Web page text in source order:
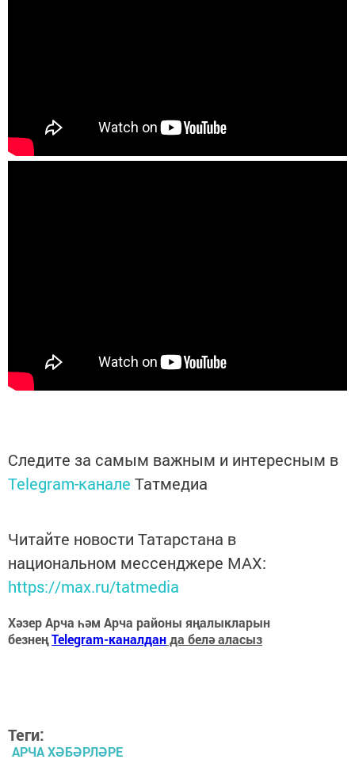
Следите за самым важным и интересным в
Telegram-канале Татмедиа
Читайте новости Татарстана в
национальном мессенджере MАХ:
https://max.ru/tatmedia
Хәзер Арча һәм Арча районы яңалыкларын
безнеңTelegram-каналданда белә аласыз
Теги:
АРЧА ХӘБӘРЛӘРЕ